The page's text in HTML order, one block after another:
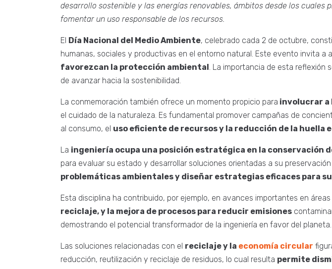
desarrollo sostenible y las energías renovables, ámbitos desde los
fomentar un uso responsable de los recursos.
El Día Nacional del Medio Ambiente, celebrado cada 2 de octubre,
humanas, sociales y productivas en el entorno natural. Este evento invita a
favorezcan la protección ambiental. La importancia de esta reflexión
de avanzar hacia la sostenibilidad.
La conmemoración también ofrece un momento propicio para involucrar a
el cuidado de la naturaleza. Es fundamental promover campañas de
al consumo, el uso eficiente de recursos y la reducción de la huella
La ingeniería ocupa una posición estratégica en la conservación
para evaluar su estado y desarrollar soluciones orientadas a su
problemáticas ambientales y diseñar estrategias eficaces para
Esta disciplina ha contribuido, por ejemplo, en avances importantes en
reciclaje, y la mejora de procesos para reducir emisiones
demostrando el potencial transformador de la ingeniería en favor del planeta.
Las soluciones relacionadas con el reciclaje y la economía circular
reducción, reutilización y reciclaje de residuos, lo cual resulta permite